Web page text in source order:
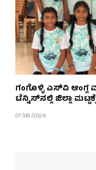
ಗಂಗೊಳ್ಳಿ ಎಸ್‌ವಿ
ಟೆನ್ನಿಸ್‌ನಲ್ಲಿ ಜಿಲ್ಲಾ
07/08/2026